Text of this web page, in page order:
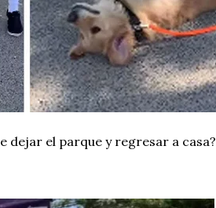
dejar el parque y regresar a casa?